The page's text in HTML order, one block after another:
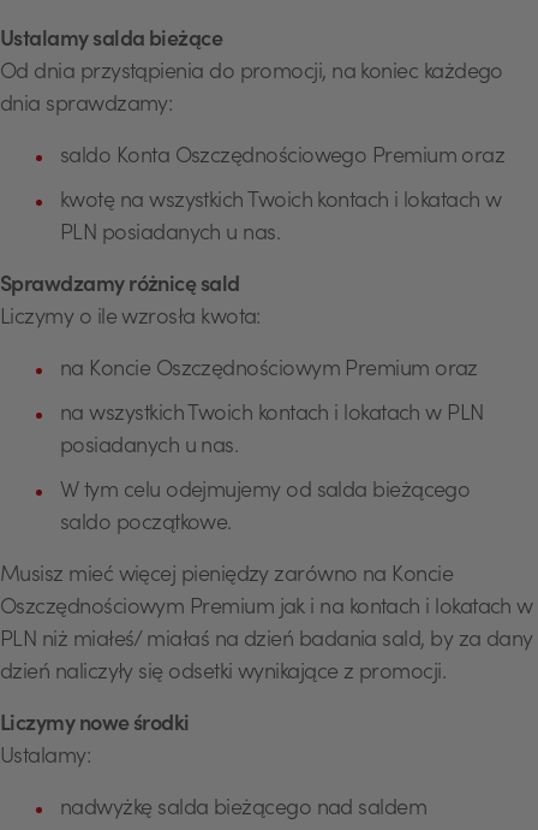
Ustalamy salda bieżące
Od dnia przystąpienia do promocji, na koniec każdego
dnia sprawdzamy:
saldo Konta Oszczędnościowego Premium oraz
kwotę na wszystkich Twoich kontach i lokatach w
PLN posiadanych u nas.
Sprawdzamy różnicę sald
Liczymy o ile wzrosła kwota:
na Koncie Oszczędnościowym Premium oraz
na wszystkich Twoich kontach i lokatach w PLN
posiadanych u nas.
W tym celu odejmujemy od salda bieżącego
saldo początkowe.
Musisz mieć więcej pieniędzy zarówno na Koncie
Oszczędnościowym Premium jak i na kontach i lokatach w
PLN niż miałeś/ miałaś na dzień badania sald, by za dany
dzień naliczyły się odsetki wynikające z promocji.
Liczymy nowe środki
Ustalamy:
nadwyżkę salda bieżącego nad saldem